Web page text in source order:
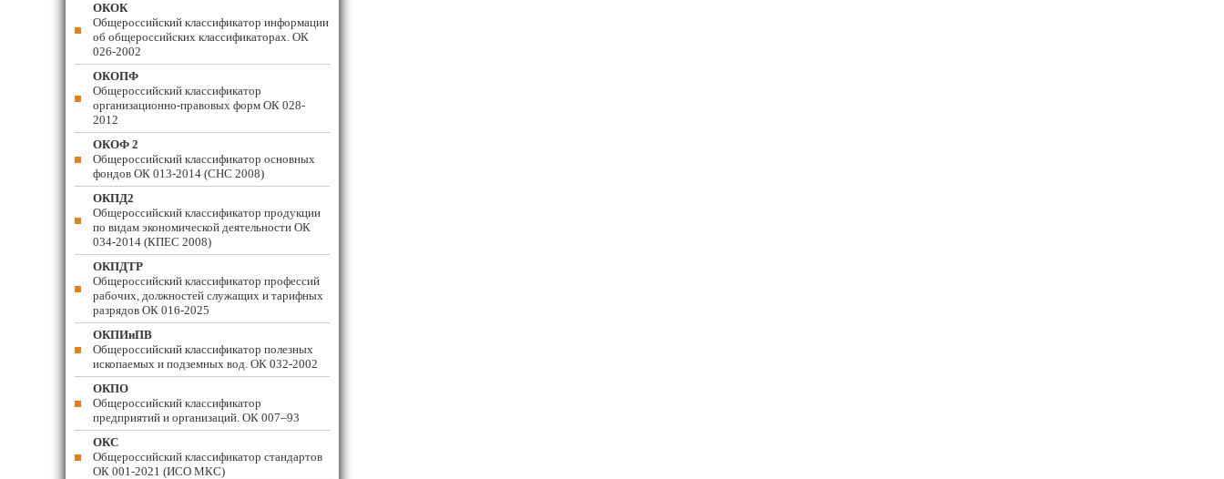
ОКОК
Общероссийский классификатор информации
об общероссийских классификаторах. ОК
026-2002
ОКОПФ
Общероссийский классификатор
организационно-правовых форм ОК 028-
2012
ОКОФ 2
Общероссийский классификатор основных
фондов ОК 013-2014 (СНС 2008)
ОКПД2
Общероссийский классификатор продукции
по видам экономической деятельности ОК
034-2014 (КПЕС 2008)
ОКПДТР
Общероссийский классификатор профессий
рабочих, должностей служащих и тарифных
разрядов ОК 016-2025
ОКПИиПВ
Общероссийский классификатор полезных
ископаемых и подземных вод. ОК 032-2002
ОКПО
Общероссийский классификатор
предприятий и организаций. ОК 007–93
ОКС
Общероссийский классификатор стандартов
ОК 001-2021 (ИСО МКС)